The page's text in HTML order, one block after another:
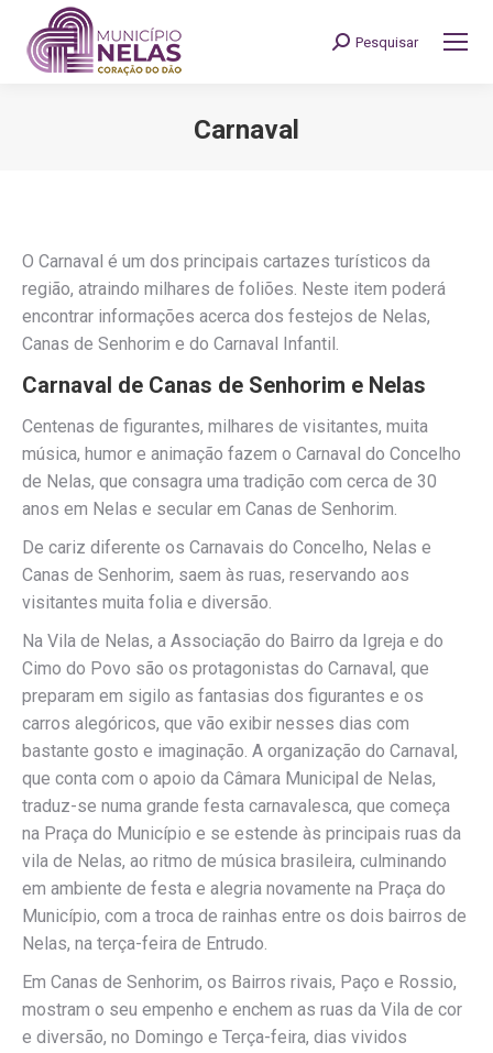
Search:
Pesquisar
Carnaval
O Carnaval é um dos principais cartazes turísticos da
região, atraindo milhares de foliões. Neste item poderá
encontrar informações acerca dos festejos de Nelas,
Canas de Senhorim e do Carnaval Infantil.
Carnaval de Canas de Senhorim e Nelas
Centenas de figurantes, milhares de visitantes, muita
música, humor e animação fazem o Carnaval do Concelho
de Nelas, que consagra uma tradição com cerca de 30
anos em Nelas e secular em Canas de Senhorim.
De cariz diferente os Carnavais do Concelho, Nelas e
Canas de Senhorim, saem às ruas, reservando aos
visitantes muita folia e diversão.
Na Vila de Nelas, a Associação do Bairro da Igreja e do
Cimo do Povo são os protagonistas do Carnaval, que
preparam em sigilo as fantasias dos figurantes e os
carros alegóricos, que vão exibir nesses dias com
bastante gosto e imaginação. A organização do Carnaval,
que conta com o apoio da Câmara Municipal de Nelas,
traduz-se numa grande festa carnavalesca, que começa
na Praça do Município e se estende às principais ruas da
vila de Nelas, ao ritmo de música brasileira, culminando
em ambiente de festa e alegria novamente na Praça do
Município, com a troca de rainhas entre os dois bairros de
Nelas, na terça-feira de Entrudo.
Em Canas de Senhorim, os Bairros rivais, Paço e Rossio,
mostram o seu empenho e enchem as ruas da Vila de cor
e diversão, no Domingo e Terça-feira, dias vividos